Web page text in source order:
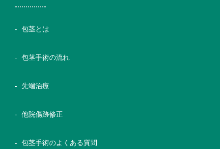
包茎とは
包茎手術の流れ
先端治療
他院傷跡修正
包茎手術のよくある質問